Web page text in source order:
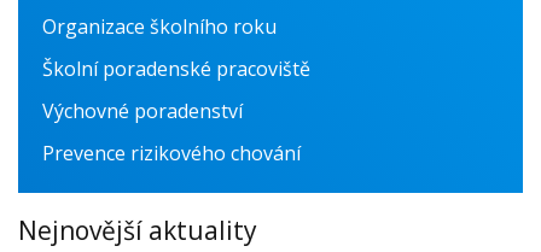
Organizace školního roku
Školní poradenské pracoviště
Výchovné poradenství
Prevence rizikového chování
Nejnovější aktuality